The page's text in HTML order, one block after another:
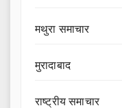
मथुरा समाचार
मुरादाबाद
राष्ट्रीय समाचार